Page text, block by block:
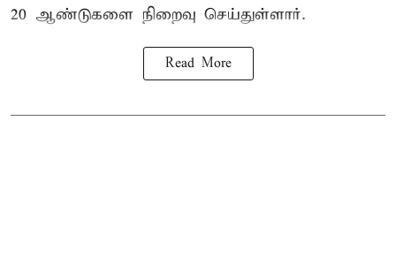
20 ஆண்டுகளை நிறைவு செய்துள்ளார்.
Read More